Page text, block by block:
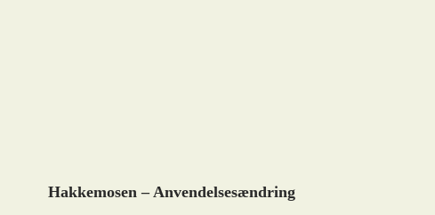
Hakkemosen – Anvendelsesændring